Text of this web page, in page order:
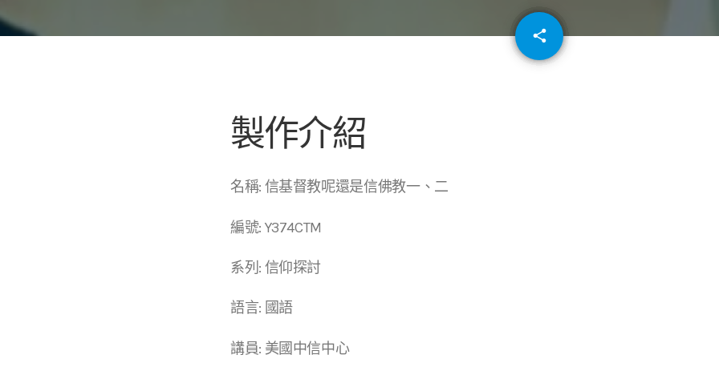
share
email
製作介紹
名稱: 信基督教呢還是信佛教一、二
編號: Y374CTM
系列: 信仰探討
語言: 國語
講員: 美國中信中心